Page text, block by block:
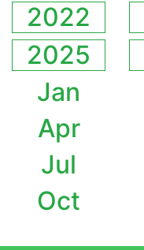
2022
2025
Jan
Apr
Jul
Oct